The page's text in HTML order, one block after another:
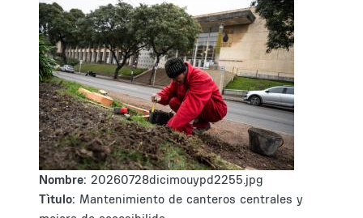
Nombre: 20260728dicimouypd2255.jpg
Tìtulo: Mantenimiento de canteros centrales y